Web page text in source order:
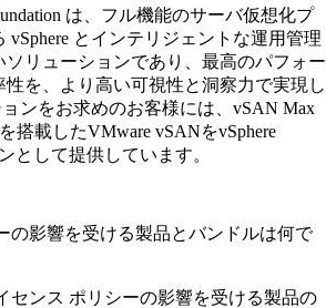
は、フル機能のサーバ仮想化プ
vSphere とインテリジェントな運用管理
ソリューションであり、最高のパフォー
を、より高い可視性と洞察力で実現し
ンをお求めのお客様には、vSAN Max
搭載したVMware vSANをvSphere
として提供しています。
の影響を受ける製品とバンドルは何で
センス ポリシーの影響を受ける製品の